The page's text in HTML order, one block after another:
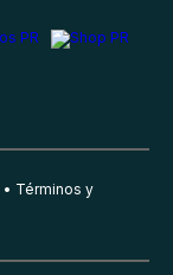
Términos y